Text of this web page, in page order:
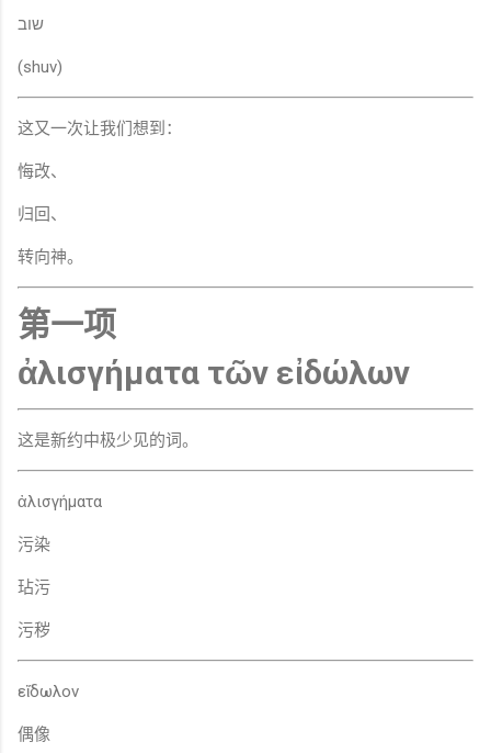
שוב
(shuv)
这又一次让我们想到：
悔改、
归回、
转向神。
第一项
ἀλισγήματα τῶν εἰδώλων
这是新约中极少见的词。
ἀλισγήματα
污染
玷污
污秽
εἴδωλον
偶像